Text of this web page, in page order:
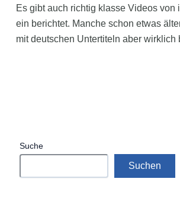
Es gibt auch richtig klasse Videos von
ein berichtet. Manche schon etwas
mit deutschen Untertiteln aber wirklich
Suche
Suchen